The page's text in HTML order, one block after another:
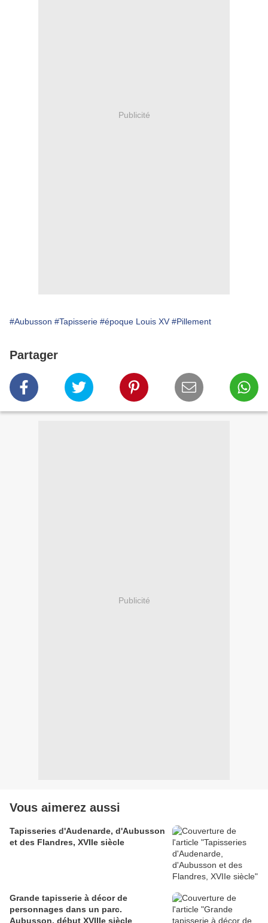
Publicité
#Aubusson #Tapisserie #époque Louis XV #Pillement
Partager
Publicité
Vous aimerez aussi
Tapisseries d'Audenarde, d'Aubusson
et des Flandres, XVIIe siècle
Grande tapisserie à décor de
personnages dans un parc.
Aubusson, début XVIIIe siècle